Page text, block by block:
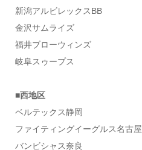
新潟アルビレックスBB
金沢サムライズ
福井ブローウィンズ
岐阜スゥープス
■西地区
ベルテックス静岡
ファイティングイーグルス名古屋
バンビシャス奈良